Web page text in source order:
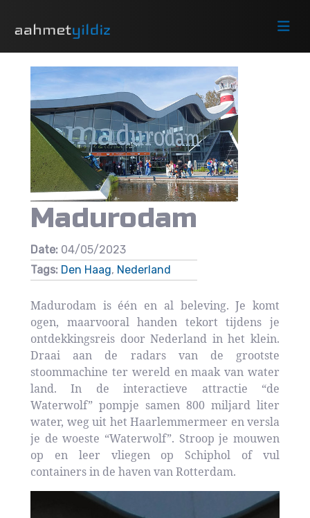
Madurodam
Date: 04/05/2023
Tags: Den Haag, Nederland
Madurodam is één en al beleving. Je komt
ogen, maarvooral handen tekort tijdens je
ontdekkingsreis door Nederland in het klein.
Draai aan de radars van de grootste
stoommachine ter wereld en maak van water
land. In de interactieve attractie “de
Waterwolf” pompje samen 800 miljard liter
water, weg uit het Haarlemmermeer en versla
je de woeste “Waterwolf”. Stroop je mouwen
op en leer vliegen op Schiphol of vul
containers in de haven van Rotterdam.